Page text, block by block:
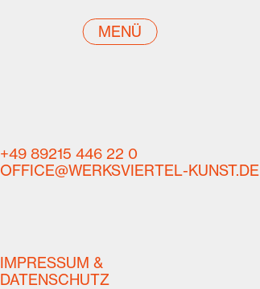
MENÜ
+49 89215 446 22 0
OFFICE@WERKSVIERTEL-KUNST.DE
IMPRESSUM &
DATENSCHUTZ